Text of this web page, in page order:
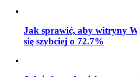
Jak sprawić, aby witryny
się szybciej o 72.7%